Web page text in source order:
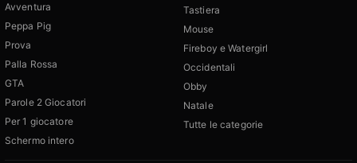
Avventura
Peppa Pig
Prova
Palla Rossa
GTA
Parole 2 Giocatori
Per 1 giocatore
Schermo intero
Tastiera
Mouse
Fireboy e Watergirl
Occidentali
Obby
Natale
Tutte le categorie